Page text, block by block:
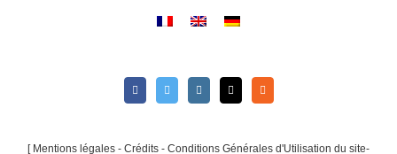
[ Mentions légales - Crédits - Conditions Générales d'Utilisation du site-